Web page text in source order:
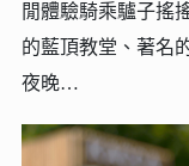
閒體驗騎乘驢子搖
的藍頂教堂、著名
夜晚…